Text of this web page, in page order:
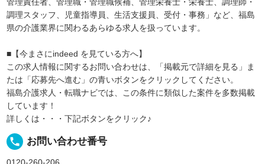
調理スタッフ、児童指導員、生活支援員、受付・事務」など、福島
県の介護業界に関わるあらゆる求人を扱っています。
■【今まさにindeed を見ている方へ】
この求人情報に関するお問い合わせは、「掲載元で詳細を見る」ま
たは「応募先へ進む」の青いボタンをクリックしてください。
福島介護求人・転職ナビでは、この条件に類似した案件を多数掲載
しています！
詳しくは・・・下記ボタンをクリック♪
local_phone お問い合わせ番号
0120-260-206